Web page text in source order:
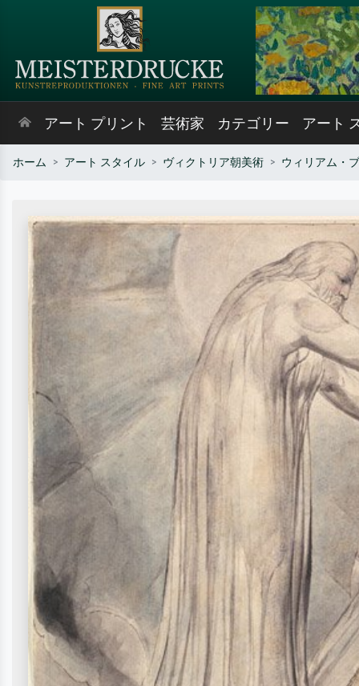
アート プリント 芸術家 カテゴリー アート
ホーム アート スタイル ヴィクトリア朝美術 ウィリアム・